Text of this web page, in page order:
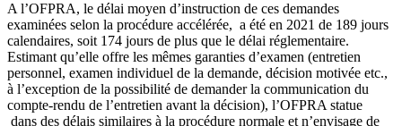
A l’OFPRA, le délai moyen d’instruction de ces demandes
examinées selon la procédure accélérée, a été en 2021 de 189 jours
calendaires, soit 174 jours de plus que le délai réglementaire.
Estimant qu’elle offre les mêmes garanties d’examen (entretien
personnel, examen individuel de la demande, décision motivée etc.,
à l’exception de la possibilité de demander la communication du
compte-rendu de l’entretien avant la décision), l’OFPRA statue
dans des délais similaires à la procédure normale et n’envisage de